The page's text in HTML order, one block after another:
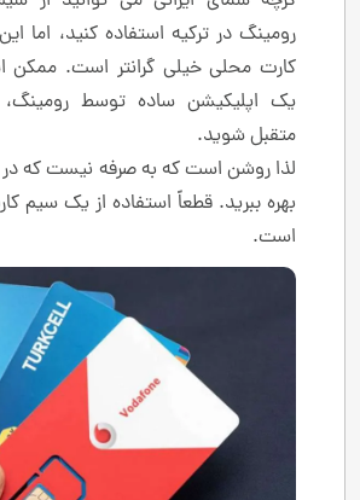
رومینگ در ترکیه استفاده کنید، اما
کارت محلی خیلی گرانتر است.
یک اپلیکیشن ساده توسط رومینگ،
متقبل شوید.
لذا روشن است که به صرفه نیست که در
بهره ببرید. قطعاً استفاده از یک سیم
است.